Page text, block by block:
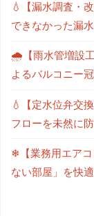
💧【漏水調査・
できなかった漏
🌧【雨水管増設
よるバルコニー
💧【定水位弁交
フローを未然に
❄【業務用エアコ
ない部屋」を快